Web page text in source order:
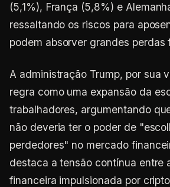
(5,1%), França (5,8%) e
ressaltando os riscos para
podem absorver grandes perdas
A administração Trump, por sua
regra como uma expansão da
trabalhadores, argumentando
não deveria ter o poder de
perdedores" no mercado
destaca a tensão contínua entre
financeira impulsionada por